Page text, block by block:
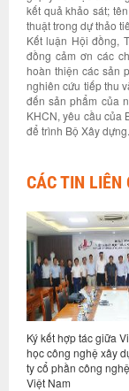
kết quả khảo sát;
thuật trong dự thảo
Kết luận Hội đồng,
đồng cảm ơn các
hoàn thiện các sản
nghiên cứu tiếp thu
đến sản phẩm của
KHCN, yêu cầu của
để trình Bộ Xây
CÁC TIN LIÊN
Ký kết hợp tác giữa
học công nghệ xây
ty cổ phần công
Việt Nam